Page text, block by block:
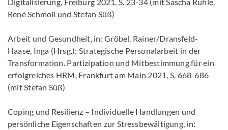
René Schmoll und Stefan Süß)
Arbeit und Gesundheit, in: Gröbel, Rainer/Dransfeld-
Haase, Inga (Hrsg.): Strategische Personalarbeit in der
Transformation. Partizipation und Mitbestimmung für ein
erfolgreiches HRM, Frankfurt am Main 2021, S. 668-686
(mit Stefan Süß)
Coping und Resilienz – Individuelle Handlungen und
persönliche Eigenschaften zur Stressbewältigung, in: